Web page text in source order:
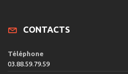
CONTACTS
Téléphone
03.88.59.79.59